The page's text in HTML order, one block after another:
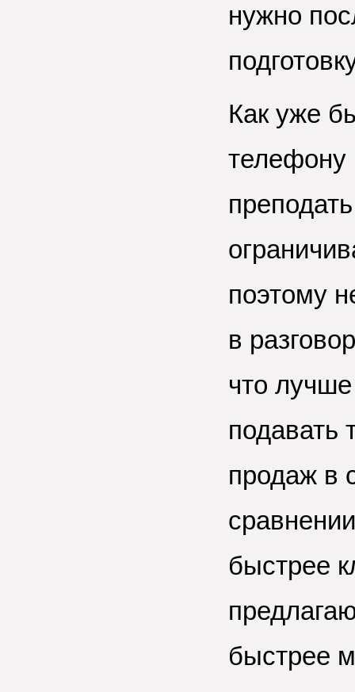
нужно
Как уже
телефону
поэтому
в
что
подавать
продаж в
быстрее
быстрее